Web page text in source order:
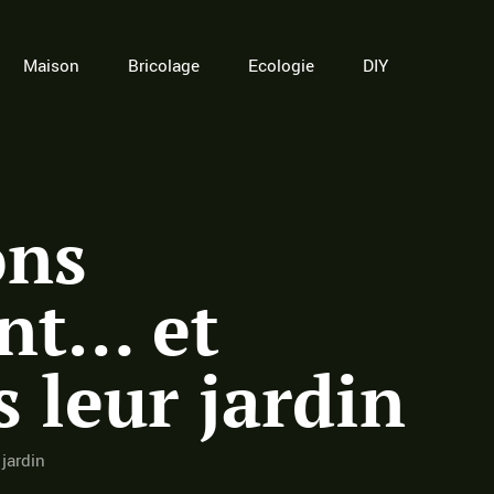
Maison Bricolage Ecologie DIY
et
leur jardin